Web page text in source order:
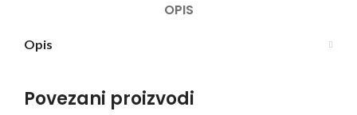
OPIS
Opis
Povezani proizvodi